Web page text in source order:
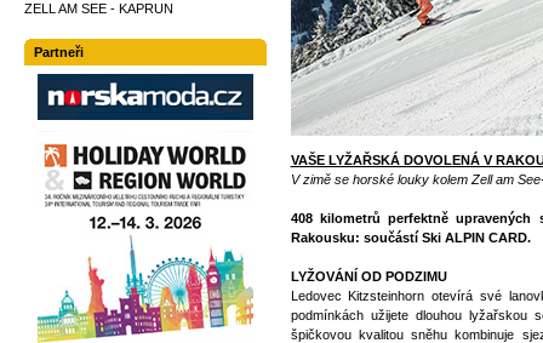
VAŠE LYŽAŘSKÁ DOVOLENÁ V
V zimě se horské louky kolem Zell am
408 kilometrů perfektně upravených
Rakousku: součástí Ski ALPIN CARD.
LYŽOVÁNÍ OD PODZIMU
Ledovec Kitzsteinhorn otevírá své
podmínkách užijete dlouhou
špičkovou kvalitou sněhu kombinuje
ZELL AM SEE - KAPRUN
Partneři